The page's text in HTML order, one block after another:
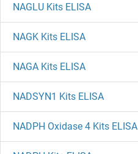
NAGLU Kits ELISA
NAGK Kits ELISA
NAGA Kits ELISA
NADSYN1 Kits ELISA
NADPH Oxidase 4 Kits ELISA